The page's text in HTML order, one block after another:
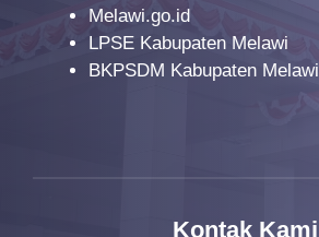
Melawi.go.id
LPSE Kabupaten Melawi
BKPSDM Kabupaten Melawi
Kontak Kami